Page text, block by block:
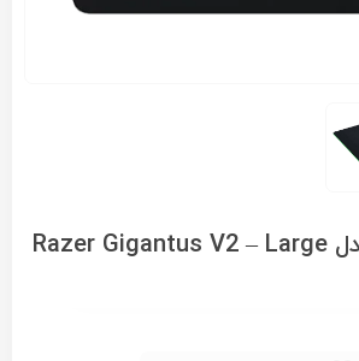
موس پد ریزر مدل Razer Gigantus V2 – Large